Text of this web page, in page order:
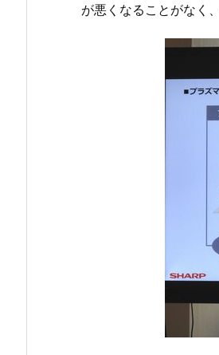
が悪くなることがなく